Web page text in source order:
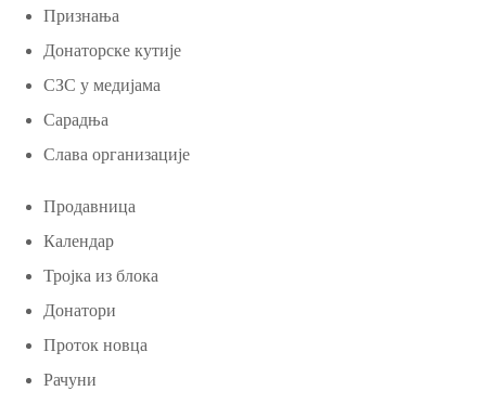
Признања
Донаторске кутије
СЗС у медијама
Сарадња
Слава организације
Продавница
Календар
Тројка из блока
Донатори
Проток новца
Рачуни